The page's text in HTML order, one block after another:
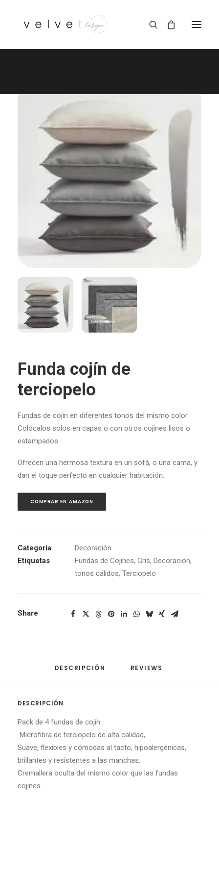
Funda cojín de
terciopelo
Fundas de cojín en diferentes tonos del mismo color.
Colócalos solos en capas o con otros cojines lisos o
estampados.
Ofrecen una hermosa textura en un sofá, o una cama, y
dan el toque perfecto en cualquier habitación.
COMPRAR EN AMAZON
Categoría
Decoración
Etiquetas
Fundas de Cojines, Gris, Decoración,
tonos cálidos, Terciopelo
Share
DESCRIPCIÓN REVIEWS
DESCRIPCIÓN
Pack de 4 fundas de cojín.
Microfibra de terciopelo de alta calidad,
Suave, flexibles y cómodas al tacto, hipoalergénicas,
brillantes y resistentes a las manchas.
Cremallera oculta del mismo color que las fundas
cojines.